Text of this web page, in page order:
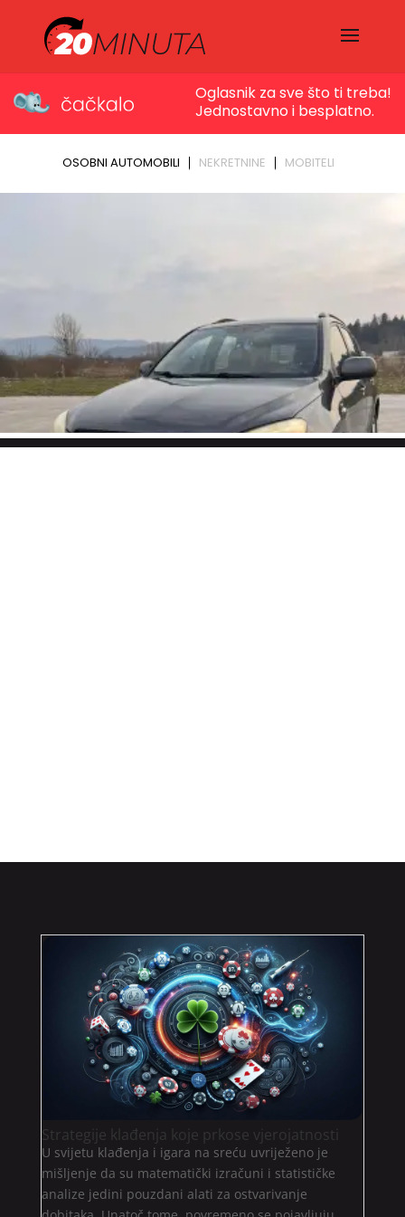
Strategije klađenja koje prkose vjerojatnosti
U svijetu klađenja i igara na sreću uvriježeno je
mišljenje da su matematički izračuni i statističke
analize jedini pouzdani alati za ostvarivanje